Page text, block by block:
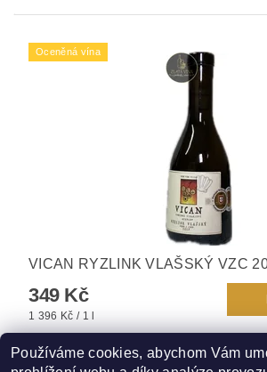
Oceněná vína
VICAN RYZLINK VLAŠSKÝ VZC
349 Kč
1 396 Kč / 1 l
DALŠÍ PRODUKTY
Používáme cookies, abychom Vám